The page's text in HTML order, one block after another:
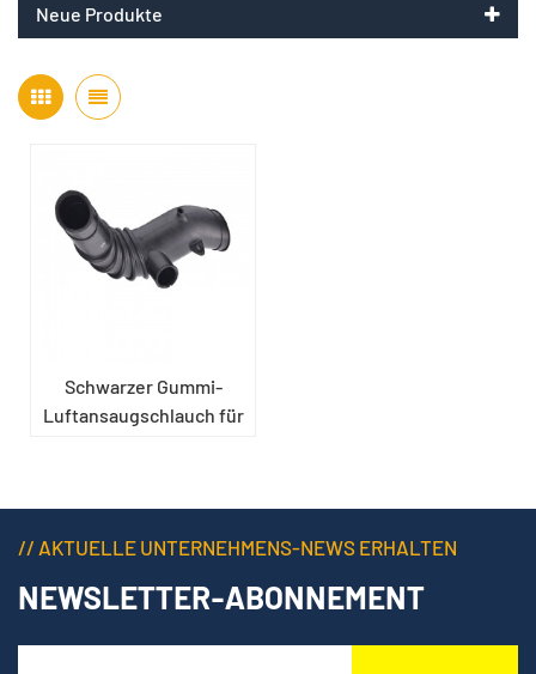
Neue Produkte
Schwarzer Gummi-
Luftansaugschlauch für
// AKTUELLE UNTERNEHMENS-NEWS ERHALTEN
NEWSLETTER-ABONNEMENT